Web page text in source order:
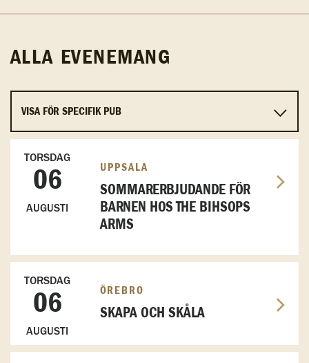
ALLA EVENEMANG
TORSDAG
06
AUGUSTI
UPPSALA
SOMMARERBJUDANDE FÖR
BARNEN HOS THE BIHSOPS
ARMS
TORSDAG
06
AUGUSTI
ÖREBRO
SKAPA OCH SKÅLA